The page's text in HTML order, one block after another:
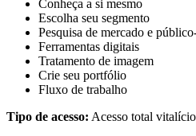
Conheça a si mesmo
Escolha seu segmento
Pesquisa de mercado e
Ferramentas digitais
Tratamento de imagem
Crie seu portfólio
Fluxo de trabalho
Tipo de acesso: Acesso total